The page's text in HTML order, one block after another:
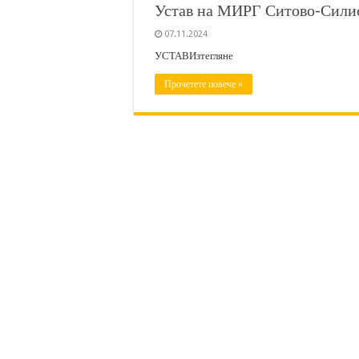
Устав на МИРГ Ситово-
07.11.2024
УСТАВИзтегляне
Прочетете повече »